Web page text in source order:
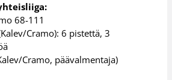
68-111
Cramo): 6 pistettä, 3
Cramo, päävalmentaja)